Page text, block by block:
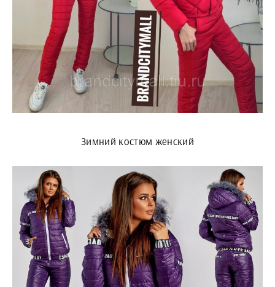
Зимний костюм женский